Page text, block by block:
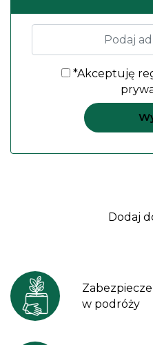
*Akceptuję
Dodaj
w podróży